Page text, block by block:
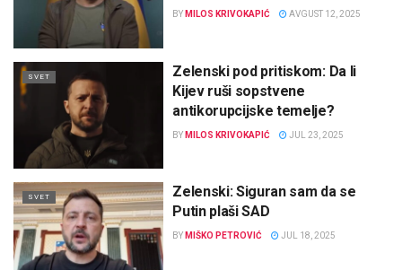
BY MILOS KRIVOKAPIĆ AVGUST 12, 2025
SVET
Zelenski pod pritiskom: Da li
Kijev ruši sopstvene
antikorupcijske temelje?
BY MILOS KRIVOKAPIĆ JUL 23, 2025
SVET
Zelenski: Siguran sam da se
Putin plaši SAD
BY MIŠKO PETROVIĆ JUL 18, 2025